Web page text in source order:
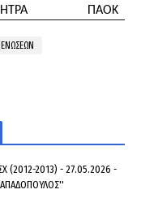
ΠΑΟΚ
(2012-2013) - 27.05.2026 -